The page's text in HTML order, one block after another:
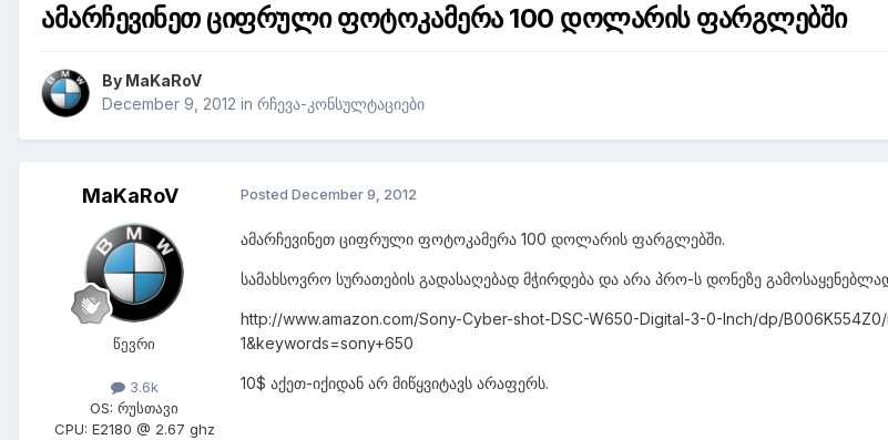
ამარჩევინეთ ციფრული ფოტოკამერა 100 დოლარის ფარგლებში
By MaKaRoV
December 9, 2012 in რჩევა-კონსულტაციები
MaKaRoV
წევრი
3.6k
OS: რუსთავი
CPU: E2180 @ 2.67 ghz
Posted December 9, 2012
ამარჩევინეთ ციფრული ფოტოკამერა 100 დოლარის ფარგლებში.
სამახსოვრო სურათების გადასაღებად მჭირდება და არა პრო-ს დონეზე
http://www.amazon.com/Sony-Cyber-shot-DSC-W650-Digital-3-0-Inch/dp/
1&keywords=sony+650
10$ აქეთ-იქიდან არ მიწყვიტავს არაფერს.